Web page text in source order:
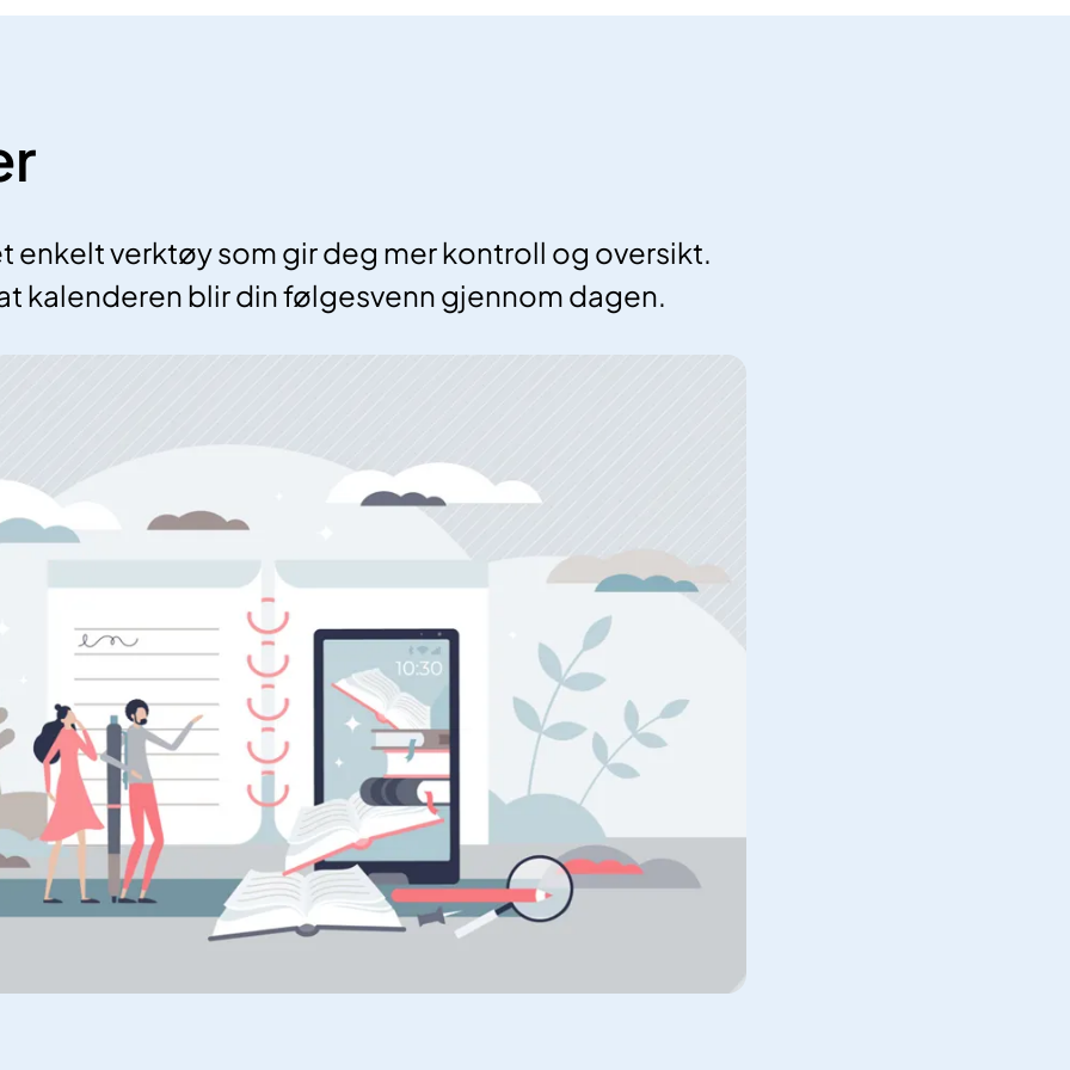
enkelt verktøy som gir deg mer kontroll og oversikt.
kalenderen blir din følgesvenn gjennom dagen.